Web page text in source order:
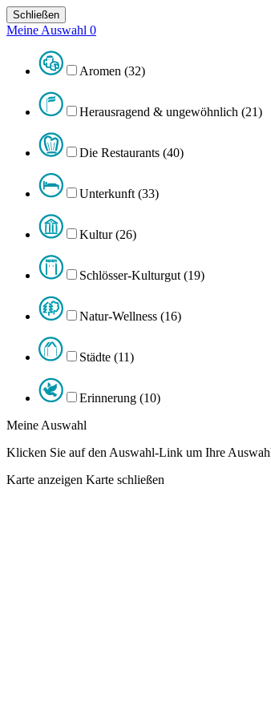
Schließen
Meine Auswahl 0
Aromen (32)
Herausragend & ungewöhnlich (21)
Die Restaurants (40)
Unterkunft (33)
Kultur (26)
Schlösser-Kulturgut (19)
Natur-Wellness (16)
Städte (11)
Erinnerung (10)
Meine Auswahl
Klicken Sie auf den Auswahl-Link um Ihre
Karte anzeigen Karte schließen